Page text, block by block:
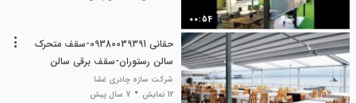
00:54
حقانی 09380039391-سقف متحرک
سالن رستوران-سقف برقی سالن
غذاخوری
شرکت سازه چادری غشا
12 نمایش
7 سال پیش